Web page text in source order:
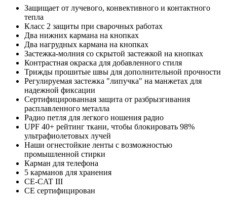
Защищает от лучевого, конвективного и контактного
тепла
Класс 2 защиты при сварочных работах
Два нижних кармана на кнопках
Два нагрудных кармана на кнопках
Застежка-молния со скрытой застежкой на кнопках
Контрастная окраска для добавленного стиля
Трижды прошитые швы для дополнительной прочности
Регулируемая застежка "липучка" на манжетах для
надежной фиксации
Сертифицированная защита от разбрызгивания
расплавленного металла
Радио петля для легкого ношения радио
UPF 40+ рейтинг ткани, чтобы блокировать 98%
ультрафиолетовых лучей
Наши огнестойкие ленты с возможностью
промышленной стирки
Карман для телефона
5 карманов для хранения
CE-CAT III
CE сертифицирован